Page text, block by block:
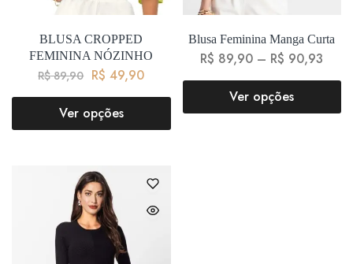
BLUSA CROPPED
FEMININA NÓZINHO
R$89,90 R$ 49,90
Ver opções
Blusa Feminina Manga Curta
R$ 89,90 – R$ 90,93
Ver opções